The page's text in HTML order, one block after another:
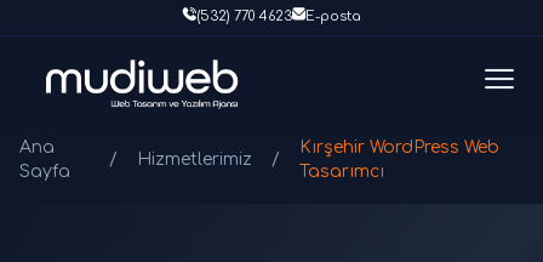
(532) 770 4623 E-posta
Ana
Sayfa
/ Hizmetlerimiz /
Kırşehir WordPress Web
Tasarımcı